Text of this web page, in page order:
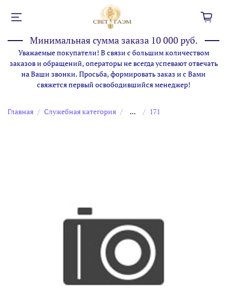
Минимальная сумма заказа 10 000 руб.
Уважаемые покупатели! В связи с большим количеством
заказов и обращений, операторы не всегда успевают отвечать
на Ваши звонки. Просьба, формировать заказ и с Вами
свяжется первый освободившийся менеджер!
Главная Служебная категория ... 171